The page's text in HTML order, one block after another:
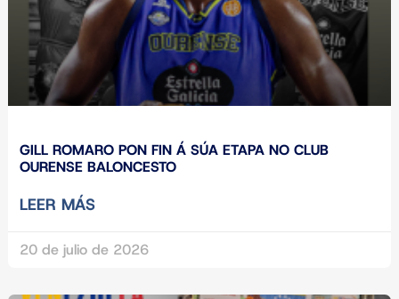
GILL ROMARO PON FIN Á SÚA ETAPA NO CLUB
OURENSE BALONCESTO
LEER MÁS
20 de julio de 2026